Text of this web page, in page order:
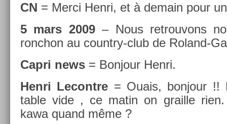
CN = Merci Henri, et à de­main pour
5 mars 2009– Nous retro­uvons
ronchon au country-club de Roland-
Capri news = Bon­jour Henri.
Henri Lecontre = Ouais, bon­jour !!
table vide , ce matin on grail­le
kawa quand même ?